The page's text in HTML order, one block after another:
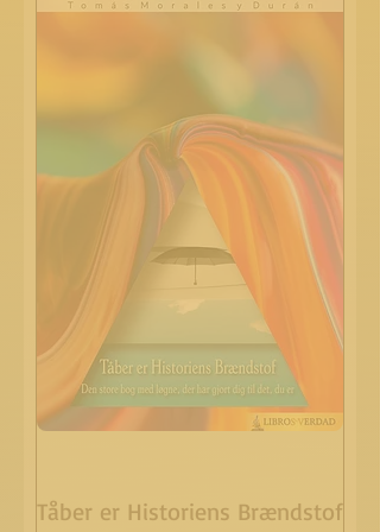
Tåber er Historiens Brændstof